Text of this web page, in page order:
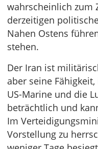
wahrscheinlich zum
derzeitigen
Nahen Ostens
stehen.
Der Iran ist
aber seine
US-Marine und die
beträchtlich und
Im
Vorstellung zu